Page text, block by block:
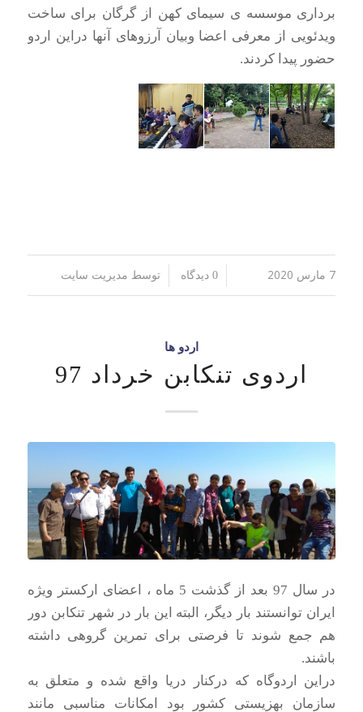
برداری موسسه ی سیمای کهن از گرگان برای ساخت
ویدئویی از معرفی اعضا وبیان آرزوهای آنها دراین اردو
حضور پیدا کردند.
7 مارس 2020 / 0 دیدگاه توسط مدیریت سایت
اردو ها
اردوی تنکابن خرداد 97
در سال 97 بعد از گذشت 5 ماه ، اعضای ارکستر ویژه
ایران توانستند بار دیگر، البته این بار در شهر تنکابن دور
هم جمع شوند تا فرصتی برای تمرین گروهی داشته
باشند.
دراین اردوگاه که درکنار دریا واقع شده و متعلق به
سازمان بهزیستی کشور بود امکانات مناسبی مانند